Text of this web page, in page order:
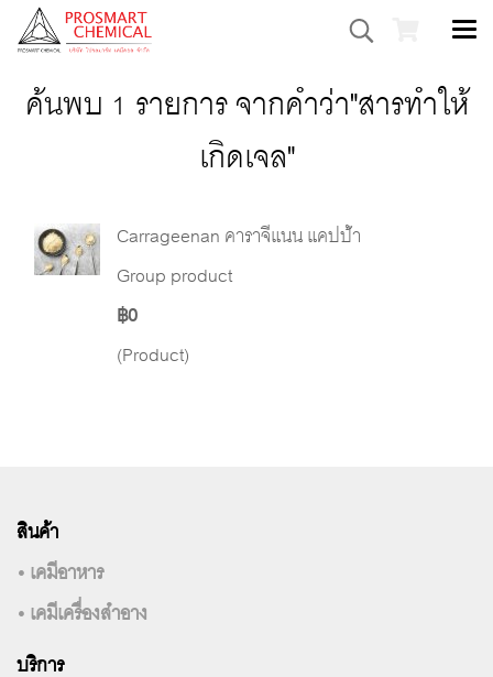
ค้นพบ 1 รายการ จากคำว่า"สารทำให้
เกิดเจล"
Carrageenan คาราจีแนน แคปป้า
Group product
฿0
(Product)
สินค้า
• เคมีอาหาร
• เคมีเครื่องสำอาง
บริการ